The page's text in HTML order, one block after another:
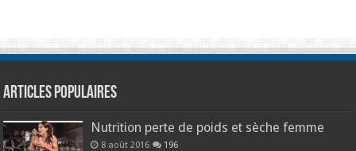
Articles populaires
Nutrition perte de poids et sèche femme
8 août 2016 196